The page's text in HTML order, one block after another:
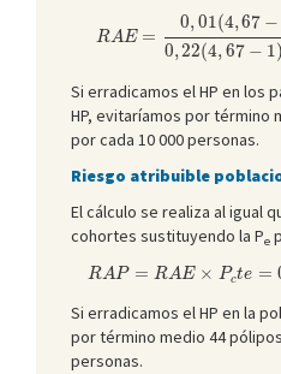
RAE =
0, 01(4,67 −
0,22(4, 67 − 1)
4, 67− 1 ) 0,22
Si erradicamos el HP en los
HP, evitaríamos por término
por cada 10 000 personas.
Riesgo atribuible
El cálculo se realiza al igual
cohortes sustituyendo la Pe
RAP = RAE × Pcte =
P=RA E × Pcte ,
Si erradicamos el HP en la
por término medio 44
personas.